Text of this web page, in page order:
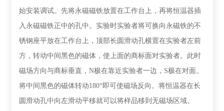
始安装调试。先将永磁磁铁放置在工作台上，再将恒温器插
入永磁磁铁正中的孔中。实验时实验者将可换向永磁铁的不
锈钢座平放在工作台上，顶部长圆滑动孔横置在实验者左前
方，转动中间黑色的磁体，使上面的商标面对实验者。此时
磁场方向与商标垂直，N极在靠近实验者一边， S极在对面。
将中间黑色的磁体转动180°即可使磁场反向。将恒温器在长
圆滑动孔中向左滑动平移就可以将样品移到无磁场区域。